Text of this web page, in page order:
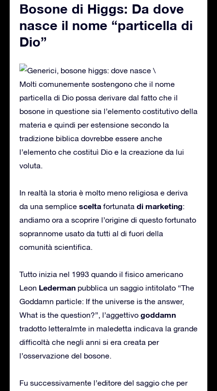
Bosone di Higgs: Da dove
nasce il nome “particella di
Dio”
Molti comunemente sostengono che il nome
particella di Dio possa derivare dal fatto che il
bosone in questione sia l’elemento costitutivo della
materia e quindi per estensione secondo la
tradizione biblica dovrebbe essere anche
l’elemento che costituì Dio e la creazione da lui
voluta.
In realtà la storia è molto meno religiosa e deriva
da una semplice scelta fortunata di marketing:
andiamo ora a scoprire l’origine di questo fortunato
soprannome usato da tutti al di fuori della
comunità scientifica.
Tutto inizia nel 1993 quando il fisico americano
Leon Lederman pubblica un saggio intitolato “The
Goddamn particle: If the universe is the answer,
What is the question?”, l’aggettivo goddamn
tradotto letteralmte in maledetta indicava la grande
difficoltà che negli anni si era creata per
l’osservazione del bosone.
Fu successivamente l’editore del saggio che per